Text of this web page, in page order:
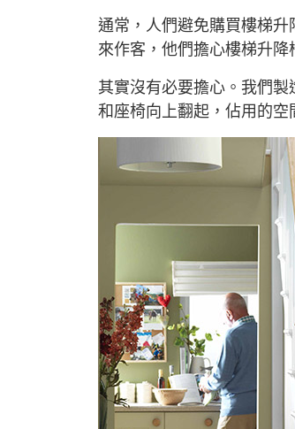
通常，人們避免購買樓梯
來作客，他們擔心樓梯升降
其實沒有必要擔心。我們
和座椅向上翻起，佔用的空